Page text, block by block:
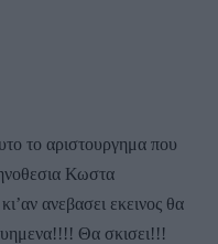
το αριστουργημα που
Κωστα
ανεβασει εκεινος θα
Θα σκισει!!!